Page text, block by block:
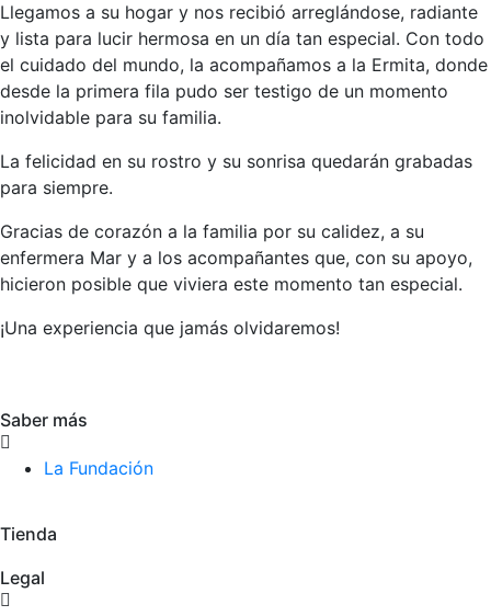
Llegamos a su hogar y nos recibió arreglándose, radiante
y lista para lucir hermosa en un día tan especial. Con todo
el cuidado del mundo, la acompañamos a la Ermita, donde
desde la primera fila pudo ser testigo de un momento
inolvidable para su familia.
La felicidad en su rostro y su sonrisa quedarán grabadas
para siempre.
Gracias de corazón a la familia por su calidez, a su
enfermera Mar y a los acompañantes que, con su apoyo,
hicieron posible que viviera este momento tan especial.
¡Una experiencia que jamás olvidaremos!
Saber más
La Fundación
Tienda
Legal